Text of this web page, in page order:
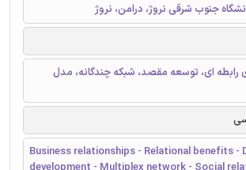
جنوب شرقی نروژ، درامن، نروژ
رابطه ای، توسعه مقصد، شبکه چندگانه، مدل
Business relationships - Relational benefits -